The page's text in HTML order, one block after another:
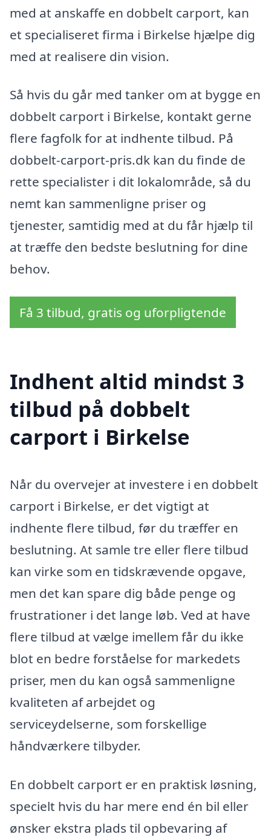
med at anskaffe en dobbelt carport, kan
et specialiseret firma i Birkelse hjælpe dig
med at realisere din vision.
Så hvis du går med tanker om at bygge en
dobbelt carport i Birkelse, kontakt gerne
flere fagfolk for at indhente tilbud. På
dobbelt-carport-pris.dk kan du finde de
rette specialister i dit lokalområde, så du
nemt kan sammenligne priser og
tjenester, samtidig med at du får hjælp til
at træffe den bedste beslutning for dine
behov.
Få 3 tilbud, gratis og uforpligtende
Indhent altid mindst 3
tilbud på dobbelt
carport i Birkelse
Når du overvejer at investere i en dobbelt
carport i Birkelse, er det vigtigt at
indhente flere tilbud, før du træffer en
beslutning. At samle tre eller flere tilbud
kan virke som en tidskrævende opgave,
men det kan spare dig både penge og
frustrationer i det lange løb. Ved at have
flere tilbud at vælge imellem får du ikke
blot en bedre forståelse for markedets
priser, men du kan også sammenligne
kvaliteten af arbejdet og
serviceydelserne, som forskellige
håndværkere tilbyder.
En dobbelt carport er en praktisk løsning,
specielt hvis du har mere end én bil eller
ønsker ekstra plads til opbevaring af